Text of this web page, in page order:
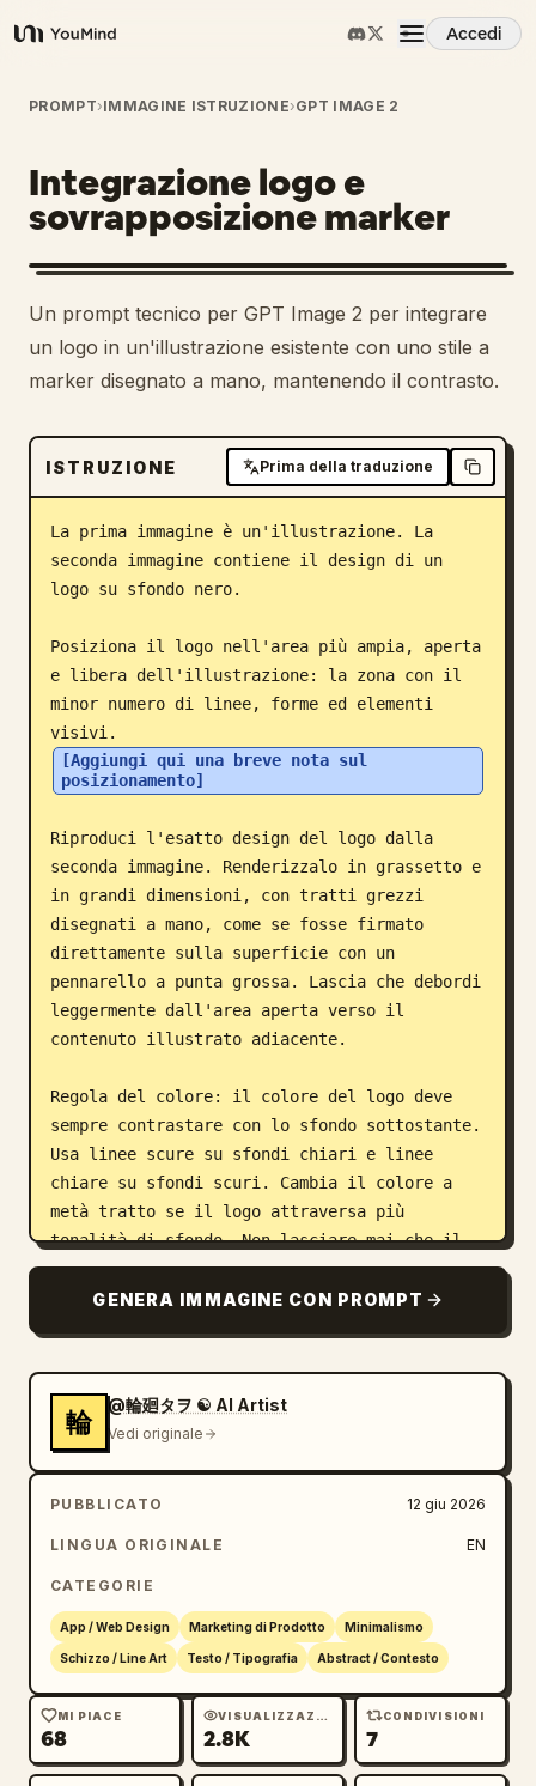
YouMind
Accedi
Panoramica
Casi d'uso
Abilità
Prompt
Scarica
Blog
Aggiornamenti
PROMPT›IMMAGINE ISTRUZIONE›GPT IMAGE 2
Integrazione logo e
sovrapposizione marker
Un prompt tecnico per GPT Image 2 per integrare
un logo in un'illustrazione esistente con uno stile a
marker disegnato a mano, mantenendo il contrasto.
ISTRUZIONE Prima della traduzione
La prima immagine è un'illustrazione. La
seconda immagine contiene il design di un
logo su sfondo nero.
Posiziona il logo nell'area più ampia, aperta
e libera dell'illustrazione: la zona con il
minor numero di linee, forme ed elementi
visivi.
[Aggiungi qui una breve nota sul
posizionamento]
Riproduci l'esatto design del logo dalla
seconda immagine. Renderizzalo in grassetto e
in grandi dimensioni, con tratti grezzi
disegnati a mano, come se fosse firmato
direttamente sulla superficie con un
pennarello a punta grossa. Lascia che debordi
leggermente dall'area aperta verso il
contenuto illustrato adiacente.
Regola del colore: il colore del logo deve
sempre contrastare con lo sfondo sottostante.
Usa linee scure su sfondi chiari e linee
chiare su sfondi scuri. Cambia il colore a
metà tratto se il logo attraversa più
tonalità di sfondo. Non lasciare mai che il
logo si confonda con il colore circostante.
GENERA IMMAGINE CON PROMPT
輪
@輪廻タヲ ☯ AI Artist
Vedi originale
PUBBLICATO 12 giu 2026
LINGUA ORIGINALE EN
CATEGORIE
App / Web Design Marketing di Prodotto Minimalismo
Schizzo / Line Art Testo / Tipografia Abstract / Contesto
MI PIACE
68
VISUALIZZAZIONI
2.8K
CONDIVISIONI
7